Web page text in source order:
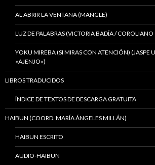
AL ABRIR LA VENTANA (MANGLE)
LUZ DE PALABRAS (VICTORIA BADÍA /
YOKU MIREBA (SI MIRAS CON ATENCIÓN) (JASPE
«AJENJO»)
LIBROS TRADUCIDOS
ÍNDICE DE TEXTOS DE DESCARGA GRATUITA
HAIBUN (COORD. MARÍA ÁNGELES MILLÁN)
HAIBUN ESCRITO
AUDIO-HAIBUN